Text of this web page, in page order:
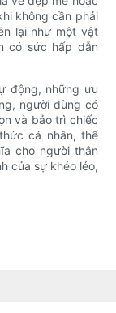
không cần phải
lại như một vật
có sức hấp dẫn
động, những ưu
người dùng có
và bảo trì chiếc
cá nhân, thể
cho người thân
của sự khéo léo,